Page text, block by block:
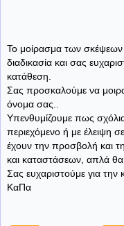
Το μοίρασμα των σκέψεων
διαδικασία και σας
κατάθεση.
Σας προσκαλούμε να
όνομα σας..
Υπενθυμίζουμε πως
περιεχόμενο ή με έλειψη
έχουν την προσβολή και
και καταστάσεων, απλά θα
Σας ευχαριστούμε για την
ΚαΠα